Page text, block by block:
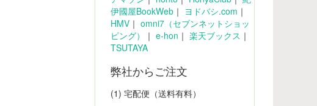
伊國屋BookWeb｜ ヨドバシ.com ｜
HMV｜ omni7（セブンネットショッ
ピング）
｜ e-hon ｜ 楽天ブックス ｜
TSUTAYA
弊社からご注文
(1) 宅配便（送料有料）